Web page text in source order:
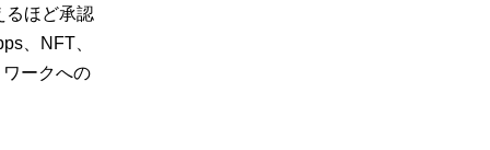
るほど承認
、NFT、
ークへの